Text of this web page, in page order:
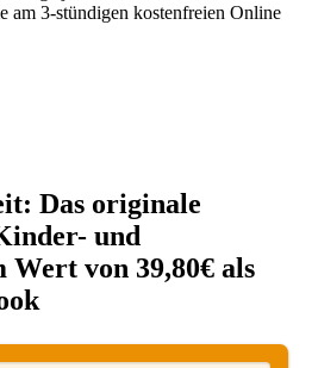
am 3-stündigen kostenfreien Online
Das originale
und
Wert von 39,80€ als